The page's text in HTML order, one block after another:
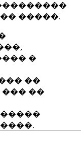
�����.
�
��
��